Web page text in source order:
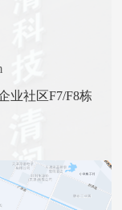
业社区F7/F8栋